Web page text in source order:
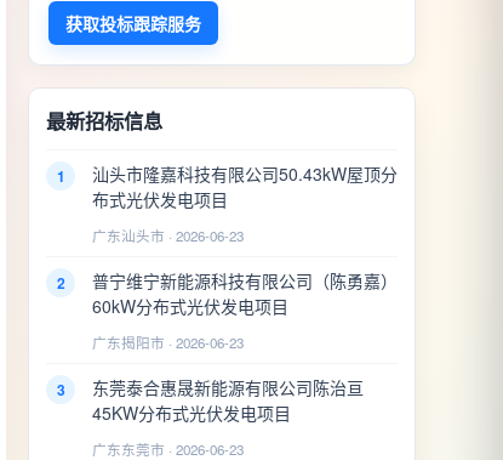
获取投标跟踪服务
最新招标信息
1
汕头市隆嘉科技有限公司50.43kW屋顶分
布式光伏发电项目
广东汕头市 · 2026-06-23
2
普宁维宁新能源科技有限公司（陈勇嘉）
60kW分布式光伏发电项目
广东揭阳市 · 2026-06-23
3
东莞泰合惠晟新能源有限公司陈治亘
45KW分布式光伏发电项目
广东东莞市 · 2026-06-23